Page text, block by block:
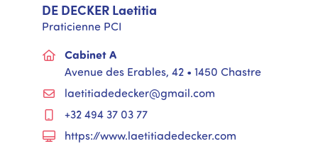
DE DECKER Laetitia
Praticienne PCI
Cabinet A
Avenue des Erables, 42 • 1450 Chastre
laetitiadedecker@gmail.com
+32 494 37 03 77
https://www.laetitiadedecker.com